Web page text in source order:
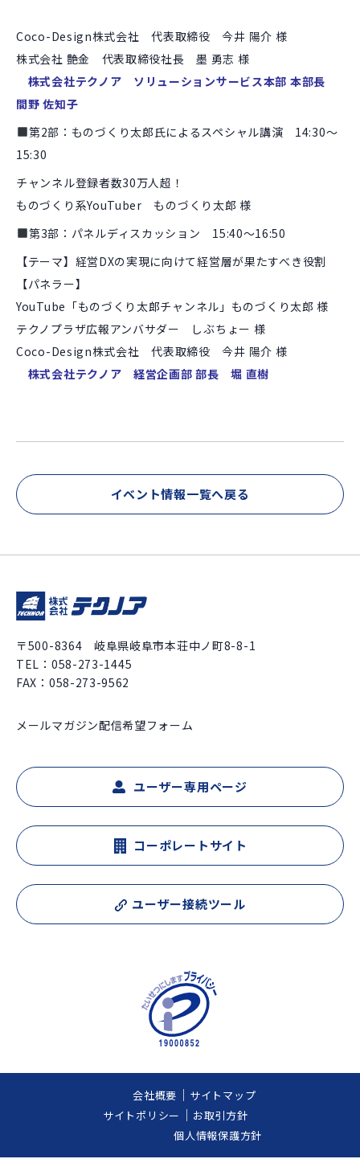
Coco-Design株式会社 代表取締役 今井 陽介 様
株式会社 艶金 代表取締役社長 墨 勇志 様
株式会社テクノア ソリューションサービス本部 本部長
間野 佐知子
第2部：ものづくり太郎氏によるスペシャル講演 14:30～
15:30
チャンネル登録者数30万人超！
ものづくり系YouTuber ものづくり太郎 様
第3部：パネルディスカッション 15:40～16:50
【テーマ】経営DXの実現に向けて経営層が果たすべき役割
【パネラー】
YouTube「ものづくり太郎チャンネル」ものづくり太郎 様
テクノプラザ広報アンバサダー しぶちょー 様
Coco-Design株式会社 代表取締役 今井 陽介 様
株式会社テクノア 経営企画部 部長 堀 直樹
イベント情報一覧へ戻る
〒500-8364 岐阜県岐阜市本荘中ノ町8-8-1
TEL： 058-273-1445
FAX：058-273-9562
メールマガジン配信希望フォーム
ユーザー専用ページ
コーポレートサイト
ユーザー接続ツール
会社概要
サイトマップ
サイトポリシー
お取引方針
個人情報保護方針